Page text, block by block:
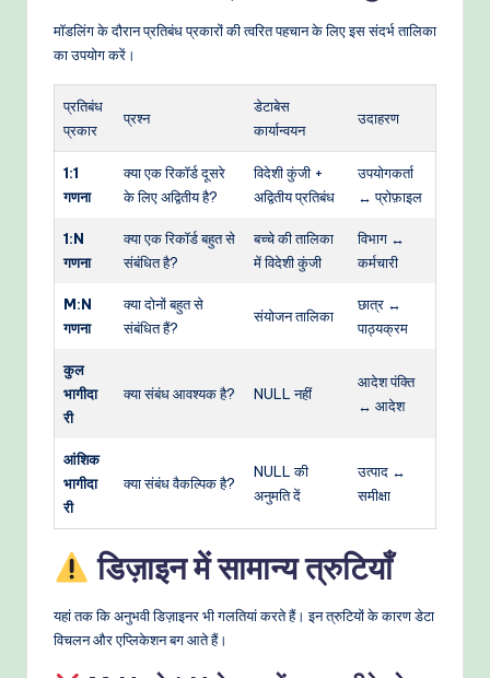
मॉडलिंग के दौरान प्रतिबंध प्रकारों की त्वरित पहचान के लिए इस संदर्भ तालिका
का उपयोग करें।
प्रतिबंध
प्रकार
प्रश्न
डेटाबेस
कार्यान्वयन
उदाहरण
1:1
गणना
क्या एक रिकॉर्ड दूसरे
के लिए अद्वितीय है?
विदेशी कुंजी +
अद्वितीय प्रतिबंध
उपयोगकर्ता
↔ प्रोफ़ाइल
1:N
गणना
क्या एक रिकॉर्ड बहुत से
संबंधित है?
बच्चे की तालिका
में विदेशी कुंजी
विभाग ↔
कर्मचारी
M:N
गणना
क्या दोनों बहुत से
संबंधित हैं?
संयोजन तालिका
छात्र ↔
पाठ्यक्रम
कुल
भागीदा
री
क्या संबंध आवश्यक है? NULL नहीं
आदेश पंक्ति
↔ आदेश
आंशिक
भागीदा
री
क्या संबंध वैकल्पिक है?
NULL की
अनुमति दें
उत्पाद ↔
समीक्षा
डिज़ाइन में सामान्य त्रुटियाँ
यहां तक कि अनुभवी डिज़ाइनर भी गलतियां करते हैं। इन त्रुटियों के कारण डेटा
विचलन और एप्लिकेशन बग आते हैं।